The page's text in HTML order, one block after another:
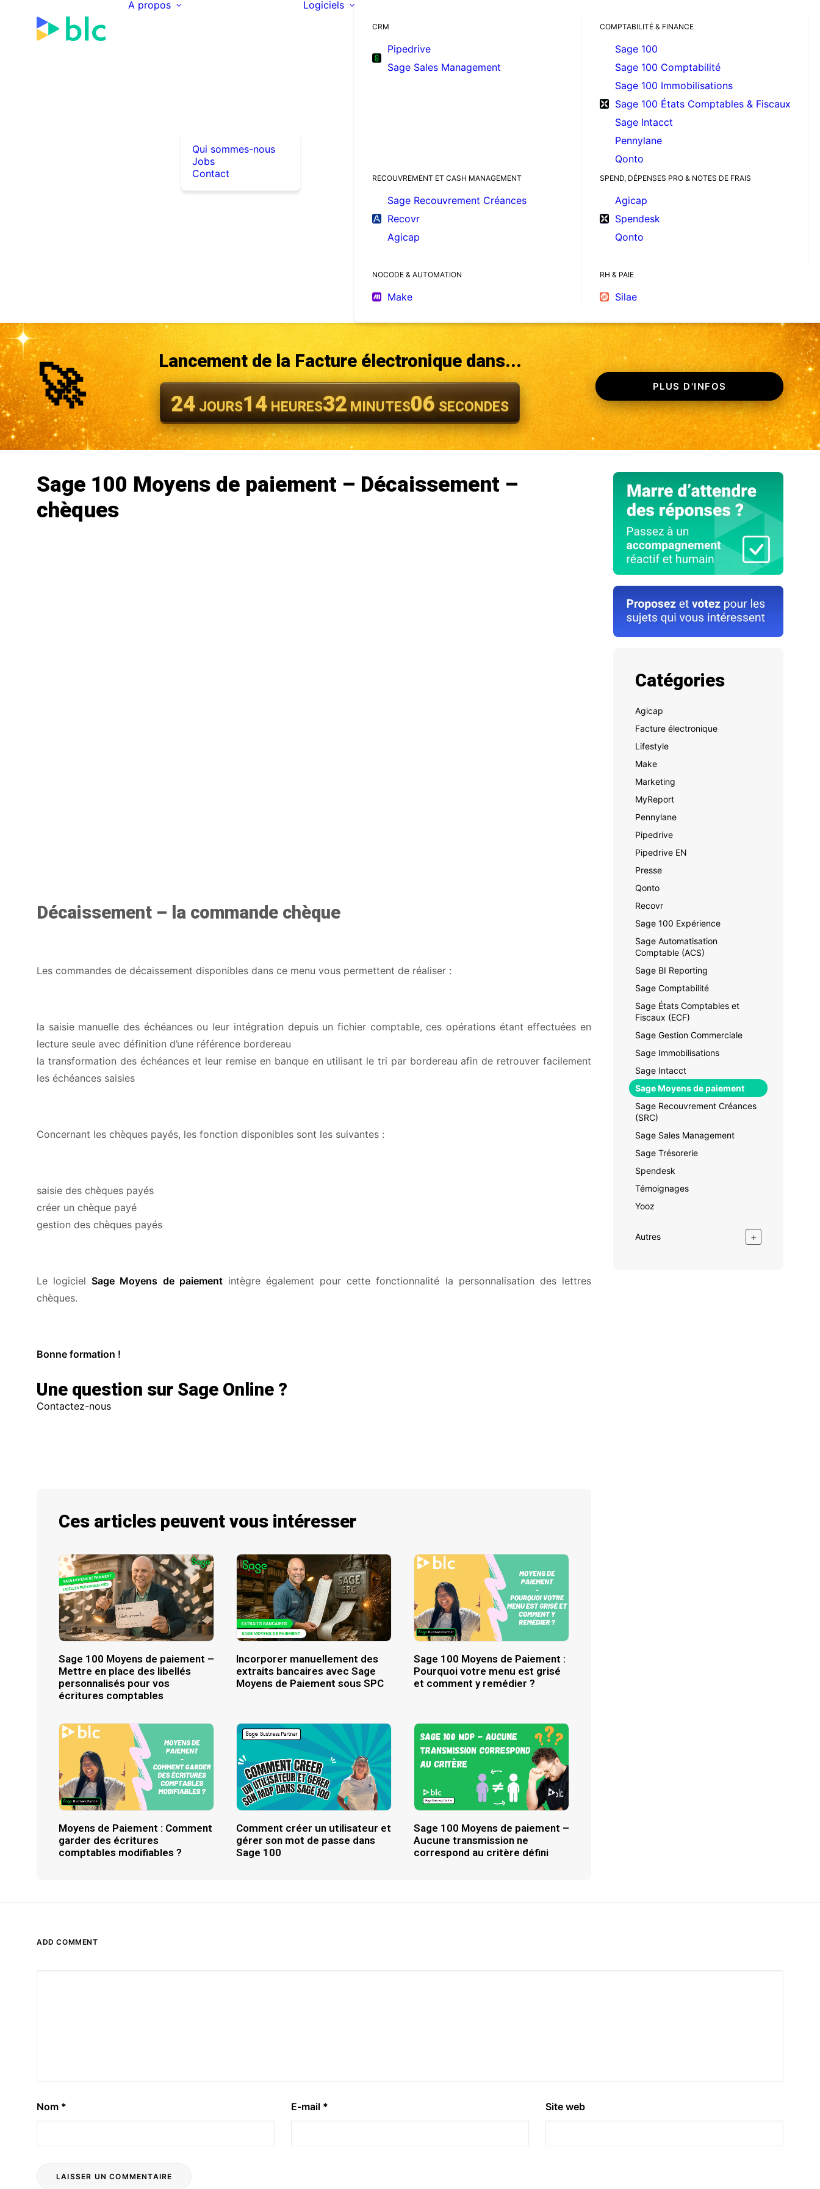
A propos
Qui sommes-nous
Jobs
Contact
Logiciels
CRM
Pipedrive
Sage Sales Management
COMPTABILITÉ & FINANCE
Sage 100
Sage 100 Comptabilité
Sage 100 Immobilisations
Sage 100 États Comptables & Fiscaux
Sage Intacct
Pennylane
Qonto
RECOUVREMENT ET CASH MANAGEMENT
Sage Recouvrement Créances
Recovr
Agicap
SPEND, DÉPENSES PRO & NOTES DE FRAIS
Agicap
Spendesk
Qonto
NOCODE & AUTOMATION
Make
RH & PAIE
Silae
🚀 Lancement de la Facture électronique dans...
24 JOURS14 HEURES32 MINUTES04 SECONDES
PLUS D'INFOS
Sage 100 Moyens de paiement – Décaissement –
chèques
Décaissement – la commande chèque
Les commandes de décaissement disponibles dans ce menu vous permettent de réaliser :
la saisie manuelle des échéances ou leur intégration depuis un fichier comptable, ces opérations étant effectuées en
lecture seule avec définition d’une référence bordereau
la transformation des échéances et leur remise en banque en utilisant le tri par bordereau afin de retrouver facilement
les échéances saisies
Concernant les chèques payés, les fonction disponibles sont les suivantes :
saisie des chèques payés
créer un chèque payé
gestion des chèques payés
Le logicielSage Moyens de paiementintègre également pour cette fonctionnalité la personnalisation des lettres
chèques.
Bonne formation !
Une question sur Sage Online ?
Contactez-nous
Ces articles peuvent vous intéresser
Sage 100 Moyens de paiement –
Mettre en place des libellés
personnalisés pour vos
écritures comptables
Incorporer manuellement des
extraits bancaires avec Sage
Moyens de Paiement sous SPC
Sage 100 Moyens de Paiement :
Pourquoi votre menu est grisé
et comment y remédier ?
Moyens de Paiement : Comment
garder des écritures
comptables modifiables ?
Comment créer un utilisateur et
gérer son mot de passe dans
Sage 100
Sage 100 Moyens de paiement –
Aucune transmission ne
correspond au critère défini
Catégories
Agicap
Facture électronique
Lifestyle
Make
Marketing
MyReport
Pennylane
Pipedrive
Pipedrive EN
Presse
Qonto
Recovr
Sage 100 Expérience
Sage Automatisation
Comptable (ACS)
Sage BI Reporting
Sage Comptabilité
Sage États Comptables et
Fiscaux (ECF)
Sage Gestion Commerciale
Sage Immobilisations
Sage Intacct
Sage Moyens de paiement
Sage Recouvrement Créances
(SRC)
Sage Sales Management
Sage Trésorerie
Spendesk
Témoignages
Yooz
Autres +
ADD COMMENT
Nom * E-mail * Site web